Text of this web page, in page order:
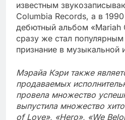
известным
Columbia Records, а в
дебютный альбом «Mariah
сразу же стал
признание в музыкальной
Мэрайа Кэри также
продаваемых
провела множество
выпустила множество
of Love», «Hero», «We